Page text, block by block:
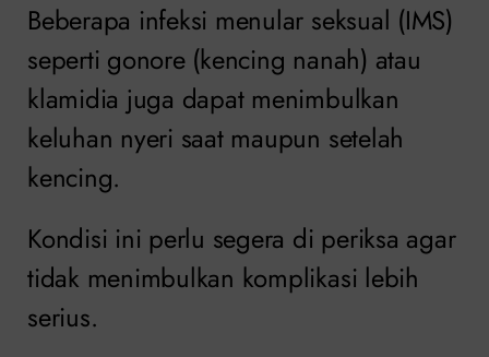
Beberapa infeksi menular seksual (IMS)
seperti gonore (kencing nanah) atau
klamidia juga dapat menimbulkan
keluhan nyeri saat maupun setelah
kencing.
Kondisi ini perlu segera di periksa agar
tidak menimbulkan komplikasi lebih
serius.